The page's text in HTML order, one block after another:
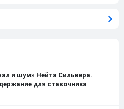
и шум» Нейта Сильвера.
для ставочника